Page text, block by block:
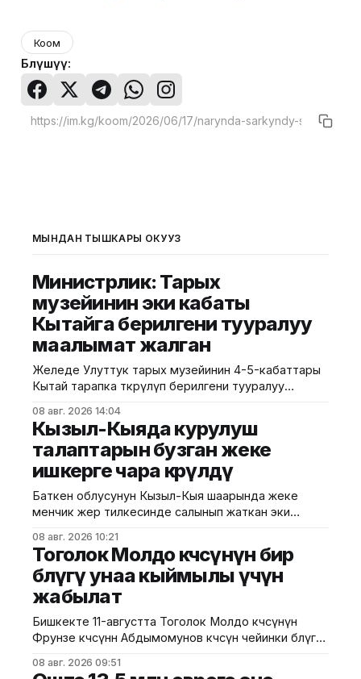
Коом
Бөлүшүү:
МЫНДАН ТЫШКАРЫ ОКУҢУЗ
Министрлик: Тарых
музейинин эки кабаты
Кытайга берилгени тууралуу
маалымат жалган
Желеде Улуттук тарых музейинин 4-5-кабаттары
Кытай тарапка өткөрүлүп берилгени тууралуу
Маданият, маалымат жана жаштар саясаты
министрлиги билдирди. Министрликтин
маалыматына караганда, музейдин эч бир бөлүгү
чет өлкөлүк мекемелерге менчикке, ижарага же
туруктуу пайдаланууга берилген эмес.
Белгилегендей, “Гармония сулуулукту жаратат:
Байыркы Кытай цивилизациясынын көркөм өнөр
08 авг. 2026 14:04
Кызыл-Кыяда курулуш
талаптарын бузган жеке
ишкерге чара көрүлдү
Баткен облусунун Кызыл-Кыя шаарында жеке
менчик жер тилкесинде салынып жаткан эки
бузуулар аныкталды. Бул тууралуу Курулуш,
архитектура жана турак жай-коммуналдык чарба
министрлигинин басма сөз кызматы билдирди.
Маалыматка ылайык, Кулатов көчөсүндө жайгашкан
жана долбоордук документтер таризделбестен
жүргүзүлгөн. Жер казууда
08 авг. 2026 10:21
Тоголок Молдо көчөсүнүн бир
бөлүгү унаа кыймылы үчүн
жабылат
Бишкекте 11-августта Тоголок Молдо көчөсүнүн
Фрунзе көчөсүнөн Абдымомунов көчөсүнө чейинки бөлүгү
мэриясынын билдиришкендей, аталган тилкеде
08 авг. 2026 09:51